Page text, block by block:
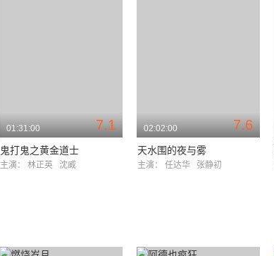
7.1
01:31:00
鬼打鬼之黄金道士
主演： 林正英 沈威
7.6
02:02:00
天水围的夜与雾
主演： 任达华 张静初